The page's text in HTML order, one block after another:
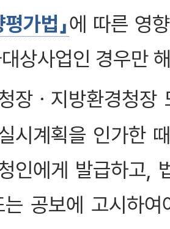
가법」에 따른 영
상사업인 경우만
장ㆍ지방환경청
시계획을 인가한
인에게 발급하고
는 공보에 고시하